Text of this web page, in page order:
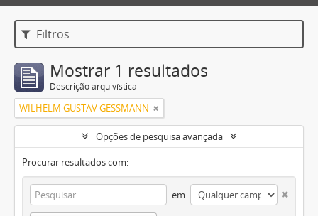
Filtros
Mostrar 1 resultados
Descrição arquivística
WILHELM GUSTAV GESSMANN
Opções de pesquisa avançada
Procurar resultados com:
em